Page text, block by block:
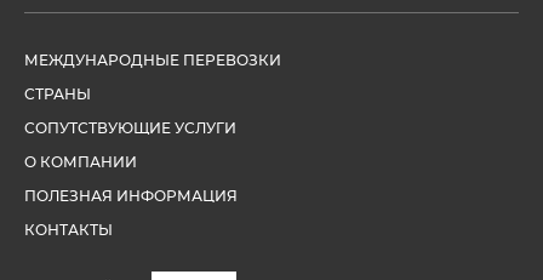
МЕЖДУНАРОДНЫЕ ПЕРЕВОЗКИ
СТРАНЫ
СОПУТСТВУЮЩИЕ УСЛУГИ
О КОМПАНИИ
ПОЛЕЗНАЯ ИНФОРМАЦИЯ
КОНТАКТЫ